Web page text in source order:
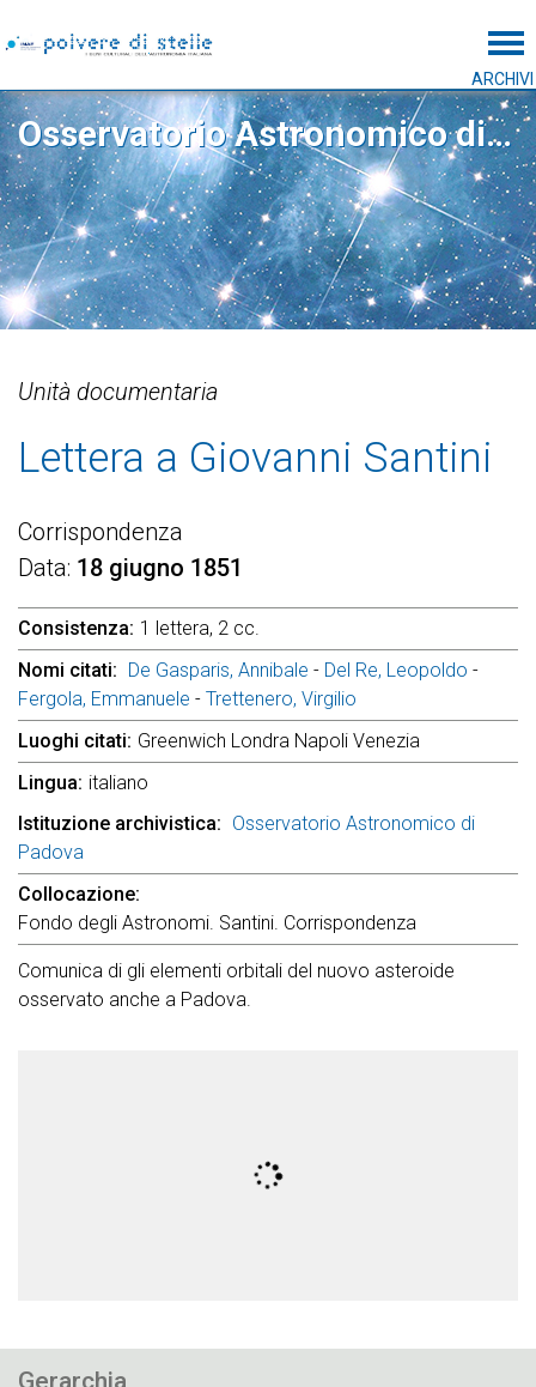
ARCHIVI
Osservatorio Astronomico di Padova
Unità documentaria
Lettera a Giovanni Santini
Corrispondenza
Data 18 giugno 1851
Consistenza 1 lettera, 2 cc.
Nomi citati
De Gasparis, Annibale - Del Re, Leopoldo -
Fergola, Emmanuele - Trettenero, Virgilio
Luoghi citati Greenwich Londra Napoli Venezia
Lingua italiano
Istituzione archivistica
Osservatorio Astronomico di
Padova
Collocazione
Fondo degli Astronomi. Santini. Corrispondenza
Comunica di gli elementi orbitali del nuovo asteroide
osservato anche a Padova.
Gerarchia